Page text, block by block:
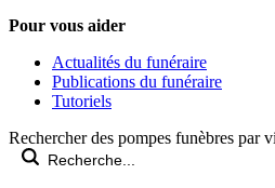
Pour vous aider
Actualités du funéraire
Publications du funéraire
Tutoriels
Rechercher des pompes funèbres par